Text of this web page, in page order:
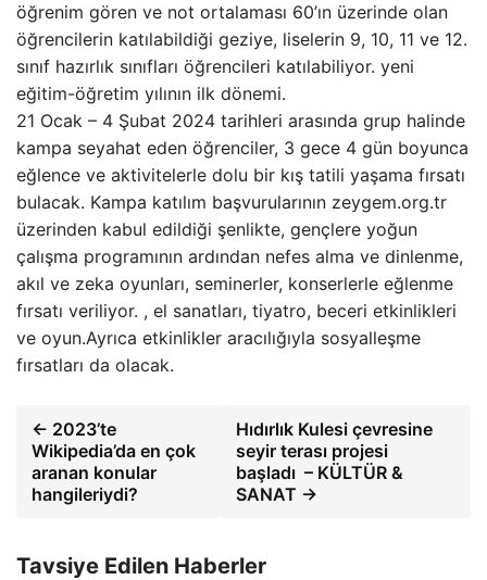
öğrenim gören ve not ortalaması 60’ın üzerinde olan
öğrencilerin katılabildiği geziye, liselerin 9, 10, 11 ve 12.
sınıf hazırlık sınıfları öğrencileri katılabiliyor. yeni
eğitim-öğretim yılının ilk dönemi.
21 Ocak – 4 Şubat 2024 tarihleri ​​arasında grup halinde
kampa seyahat eden öğrenciler, 3 gece 4 gün boyunca
eğlence ve aktivitelerle dolu bir kış tatili yaşama fırsatı
bulacak. Kampa katılım başvurularının zeygem.org.tr
üzerinden kabul edildiği şenlikte, gençlere yoğun
çalışma programının ardından nefes alma ve dinlenme,
akıl ve zeka oyunları, seminerler, konserlerle eğlenme
fırsatı veriliyor. , el sanatları, tiyatro, beceri etkinlikleri
ve oyun.Ayrıca etkinlikler aracılığıyla sosyalleşme
fırsatları da olacak.
← 2023’te
Wikipedia’da en çok
aranan konular
hangileriydi?
Hıdırlık Kulesi çevresine
seyir terası projesi
başladı – KÜLTÜR &
SANAT →
Tavsiye Edilen Haberler